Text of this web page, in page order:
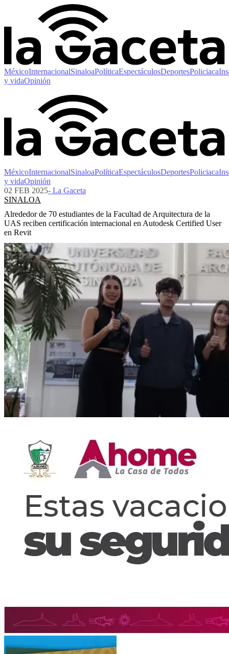
MéxicoInternacionalSinaloaPolíticaEspectáculosDeportesPoliciaca
y vidaOpinión
MéxicoInternacionalSinaloaPolíticaEspectáculosDeportesPoliciaca
y vidaOpinión
02 FEB 2025- La Gaceta
SINALOA
Alrededor de 70 estudiantes de la Facultad de Arquitectura de la
UAS reciben certificación internacional en Autodesk Certified User
en Revit